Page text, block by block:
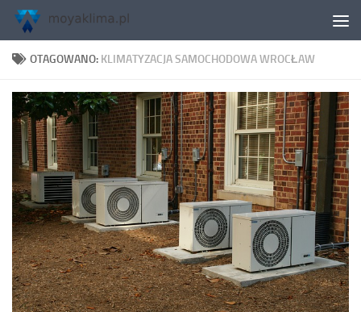
Skip to content
OTAGOWANO: KLIMATYZACJA SAMOCHODOWA WROCŁAW